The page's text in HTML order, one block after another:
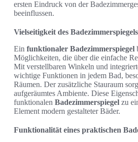
ersten Eindruck von der
beeinflussen.
Vielseitigkeit des Badezimmerspiegels
Ein funktionaler Badezimmerspiegel
Möglichkeiten, die über die einfache
Mit verstellbaren Winkeln und
wichtige Funktionen in jedem Bad,
Räumen. Der zusätzliche Stauraum
aufgeräumtes Ambiente. Diese
funktionalen Badezimmerspiegel zu
Element modern gestalteter Bäder.
Funktionalität eines praktischen